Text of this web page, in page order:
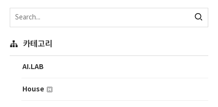
카테고리
AI.LAB
House